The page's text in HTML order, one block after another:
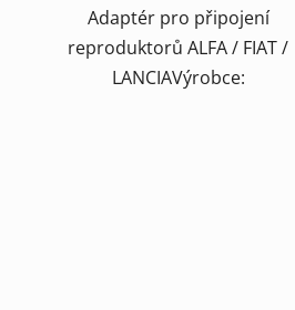
Adaptér pro připojení
reproduktorů ALFA / FIAT /
LANCIAVýrobce: